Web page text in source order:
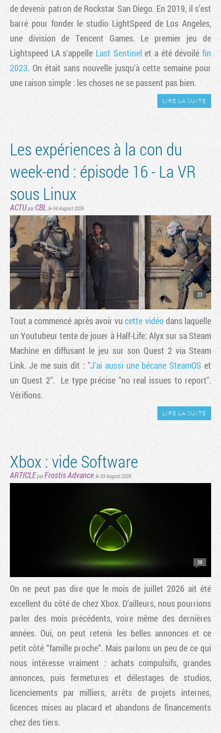
de devenir patron de Rockstar San Diego. En 2019, il s'est
barré pour fonder le studio LightSpeed de Los Angeles,
une division de Tencent Games. Le premier jeu de
Lightspeed LA s'appelle Last Sentinel et a été dévoiléfin
2023. On était sans nouvelle jusqu'à cette semaine pour
une raison simple : les choses ne se passent pas bien.
LIRE LA SUITE
Les expériences à la con du
week-end : épisode 16 - La VR
sous Linux
ACTUparCBL,le 04 August 2026
23
Tout a commencé après avoir vucette vidéo dans laquelle
un Youtubeur tente de jouer à Half-Life: Alyx sur sa Steam
Machine en diffusant le jeu sur son Quest 2 via Steam
Link. Je me suis dit : "J'ai aussi une bécane SteamOS et
un Quest 2". Le type précise "no real issues to report".
Vérifions.
LIRE LA SUITE
Xbox : vide Software
ARTICLEparFrostis Advance,le 03 August 2026
38
On ne peut pas dire que le mois de juillet 2026 ait été
excellent du côté de chez Xbox. D’ailleurs, nous pourrions
parler des mois précédents, voire même des dernières
années. Oui, on peut retenir les belles annonces et ce
petit côté “famille proche”. Mais parlons un peu de ce qui
nous intéresse vraiment : achats compulsifs, grandes
annonces, puis fermetures et délestages de studios,
licenciements par milliers, arrêts de projets internes,
licences mises au placard et abandons de financements
chez des tiers.